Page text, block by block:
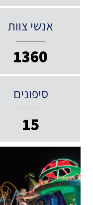
אנשי צוות
1360
סיפונים
15